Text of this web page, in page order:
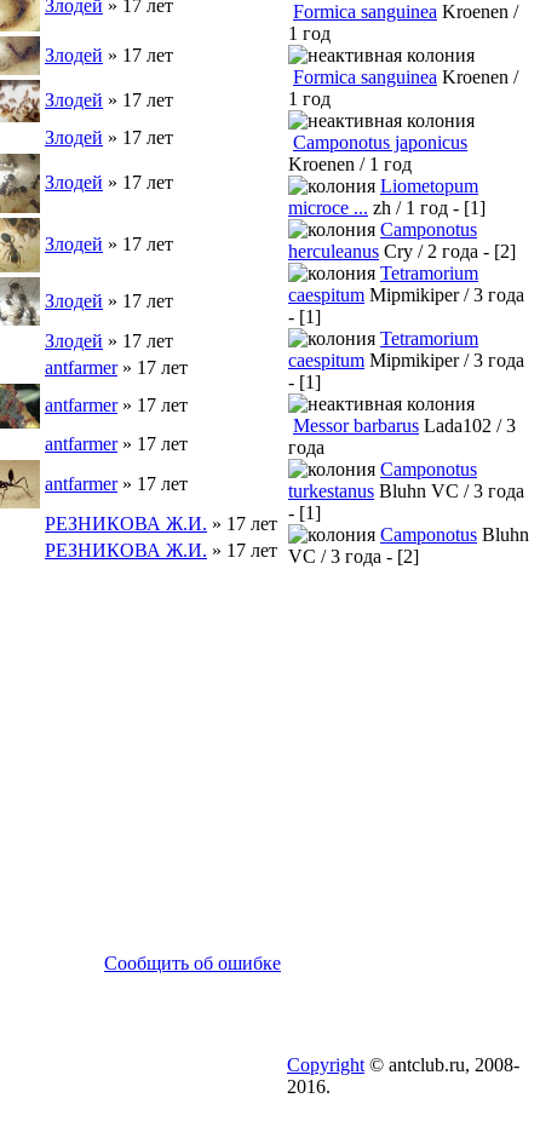
Злодей » 17 лет
Злодей » 17 лет
Злодей » 17 лет
Злодей » 17 лет
Злодей » 17 лет
Злодей » 17 лет
Злодей » 17 лет
Злодей » 17 лет
antfarmer» 17 лет
antfarmer» 17 лет
antfarmer» 17 лет
antfarmer» 17 лет
РЕЗНИКОВА Ж.И. » 17 лет
РЕЗНИКОВА Ж.И. » 17 лет
Сообщить об ошибке
Formica sanguinea Kroenen /
1 год
Formica sanguinea Kroenen /
1 год
Camponotus japonicus
Kroenen / 1 год
Liometopum
microce ... zh / 1 год - [1]
Camponotus
herculeanus Cry / 2 года - [2]
Tetramorium
caespitum Mipmikiper / 3 года
- [1]
Tetramorium
caespitum Mipmikiper / 3 года
- [1]
Messor barbarus Lada102 / 3
года
Camponotus
turkestanus Bluhn VC / 3 года
- [1]
Camponotus Bluhn
VC / 3 года - [2]
Copyright © antclub.ru, 2008-
2016.